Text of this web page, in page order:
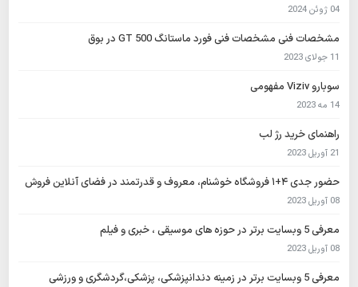
04 ژوئن 2024
مشخصات فنی مشخصات فنی فورد ماستانگ GT 500 در بوق
11 جولای 2023
سوبارو Viziv مفهومی
14 مه 2023
راهنمای خرید رژ لب
21 آوریل 2023
حضور جدی ۴+۱ فروشگاه خوشنام، معروف و قدرتمند در فضای آنلاین فروش
08 آوریل 2023
معرفی 5 وبسایت برتر در حوزه های موسیقی ، خبری و فیلم
08 آوریل 2023
معرفی 5 وبسایت برتر در زمینه دندانپزشکی، پزشکی،گردشگری و ورزشی